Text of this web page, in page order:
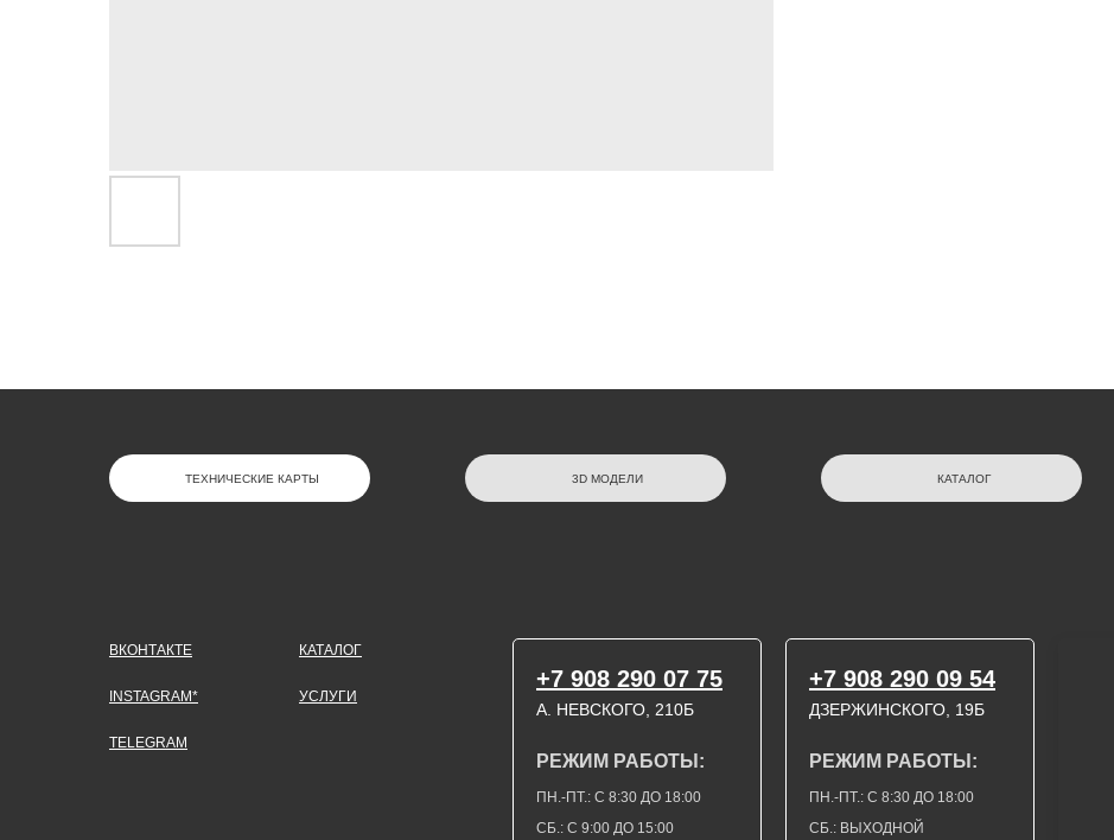
КАТАЛОГ
3D МОДЕЛИ
ТЕХНИЧЕСКИЕ КАРТЫ
TELEGRAM
INSTAGRAM*
ВКОНТАКТЕ
ДЗЕРЖИНСКОГО, 19Б
СБ.: С 9:00 ДО 15:00
ПН.-ПТ.: С 8:30 ДО 18:00
А. НЕВСКОГО, 210Б
УСЛУГИ
+7 908 290 09 54
РЕЖИМ РАБОТЫ:
СБ.: ВЫХОДНОЙ
ПН.-ПТ.: С 8:30 ДО 18:00
РЕЖИМ РАБОТЫ:
+7 908 290 07 75
КАТАЛОГ